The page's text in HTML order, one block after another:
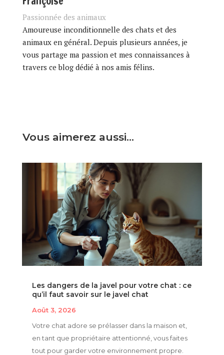
Passionnée des animaux
Amoureuse inconditionnelle des chats et des
animaux en général. Depuis plusieurs années, je
vous partage ma passion et mes connaissances à
travers ce blog dédié à nos amis félins.
Vous aimerez aussi…
Les dangers de la javel pour votre chat : ce
qu’il faut savoir sur le javel chat
Août 3, 2026
Votre chat adore se prélasser dans la maison et,
en tant que propriétaire attentionné, vous faites
tout pour garder votre environnement propre.